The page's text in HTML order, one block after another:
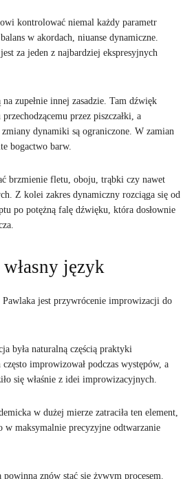
kontrolować niemal każdy parametr
w akordach, niuanse dynamiczne.
za jeden z najbardziej ekspresyjnych
zupełnie innej zasadzie. Tam dźwięk
przez piszczałki, a
dynamiki są ograniczone. W zamian
bogactwo barw.
brzmienie fletu, oboju, trąbki czy nawet
Z kolei zakres dynamiczny rozciąga się od
po potężną falę dźwięku, która dosłownie
język
Pawlaka jest przywrócenie improwizacji do
była naturalną częścią praktyki
improwizował podczas występów, a
się właśnie z idei improwizacyjnych.
w dużej mierze zatraciła ten element,
w maksymalnie precyzyjne odtwarzanie
znów stać się żywym procesem.